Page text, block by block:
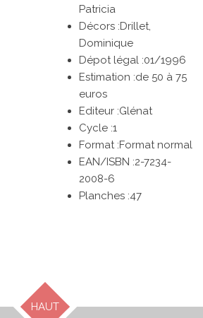
Patricia
Décors :Drillet,
Dominique
Dépot légal :01/1996
Estimation :de 50 à 75
euros
Editeur :Glénat
Cycle :1
Format :Format normal
EAN/ISBN :2-7234-
2008-6
Planches :47
HAUT